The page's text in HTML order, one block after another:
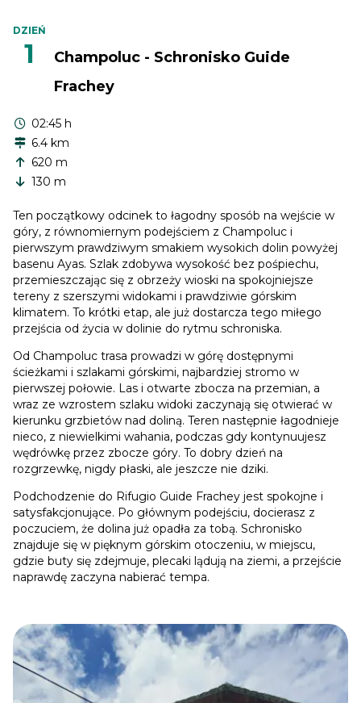
DZIEŃ
1
Champoluc - Schronisko Guide
Frachey
02:45 h
6.4 km
620 m
130 m
Ten początkowy odcinek to łagodny sposób na wejście w
góry, z równomiernym podejściem z Champoluc i
pierwszym prawdziwym smakiem wysokich dolin powyżej
basenu Ayas. Szlak zdobywa wysokość bez pośpiechu,
przemieszczając się z obrzeży wioski na spokojniejsze
tereny z szerszymi widokami i prawdziwie górskim
klimatem. To krótki etap, ale już dostarcza tego miłego
przejścia od życia w dolinie do rytmu schroniska.
Od Champoluc trasa prowadzi w górę dostępnymi
ścieżkami i szlakami górskimi, najbardziej stromo w
pierwszej połowie. Las i otwarte zbocza na przemian, a
wraz ze wzrostem szlaku widoki zaczynają się otwierać w
kierunku grzbietów nad doliną. Teren następnie łagodnieje
nieco, z niewielkimi wahania, podczas gdy kontynuujesz
wędrówkę przez zbocze góry. To dobry dzień na
rozgrzewkę, nigdy płaski, ale jeszcze nie dziki.
Podchodzenie do Rifugio Guide Frachey jest spokojne i
satysfakcjonujące. Po głównym podejściu, docierasz z
poczuciem, że dolina już opadła za tobą. Schronisko
znajduje się w pięknym górskim otoczeniu, w miejscu,
gdzie buty się zdejmuje, plecaki lądują na ziemi, a przejście
naprawdę zaczyna nabierać tempa.